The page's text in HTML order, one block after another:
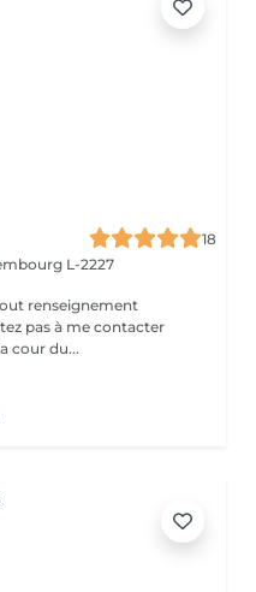
18
L-2227
renseignement
pas à me contacter
cour du...